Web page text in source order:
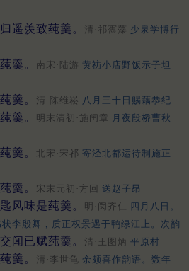
遥羡致莼羹。 清·祁寯藻 少泉学博行
羹。 南宋·陆游 黄祊小店野饭示子坦
羹。 清·陈维崧 八月三十日赐藕恭纪
羹。 明末清初·施闰章 月夜段桥曹秋
羹。 北宋·宋祁 寄泾北都运待制施正
羹。 宋末元初·方回 送赵子昂
风味是莼羹。 明·闵齐仁 四月八日。
李殷卿，质正权景遇于鸭绿江上。次韵
闻已赋莼羹。 清·王图炳 平原村
羹。 清·李世龟 余颇喜作韵语。数年